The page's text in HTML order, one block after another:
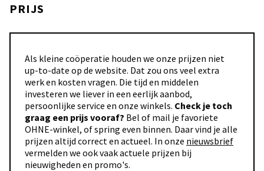
PRIJS
Als kleine coöperatie houden we onze prijzen niet
up-to-date op de website. Dat zou ons veel extra
werk en kosten vragen. Die tijd en middelen
investeren we liever in een eerlijk aanbod,
persoonlijke service en onze winkels. Check je toch
graag een prijs vooraf? Bel of mail je favoriete
OHNE-winkel, of spring even binnen. Daar vind je alle
prijzen altijd correct en actueel. In onze nieuwsbrief
vermelden we ook vaak actuele prijzen bij
nieuwigheden en promo's.